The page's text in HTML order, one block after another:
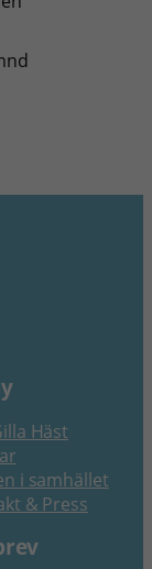
Häst
i samhället
& Press